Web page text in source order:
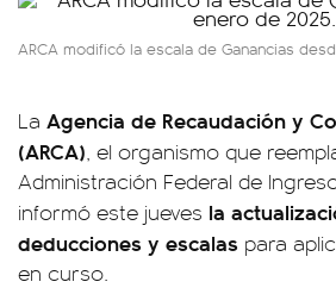
ARCA modificó la escala de Ganancias
La Agencia de Recaudación y
(ARCA), el organismo que
Administración Federal de
informó este jueves la
deducciones y escalas para
en curso.